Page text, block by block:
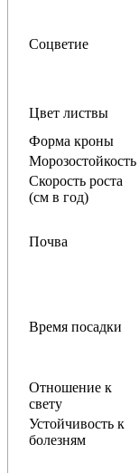
Соцветие
Цвет листвы
Форма кроны
Морозостойкость
Скорость роста
(см в год)
Почва
Время посадки
Отношение к
свету
Устойчивость к
болезням